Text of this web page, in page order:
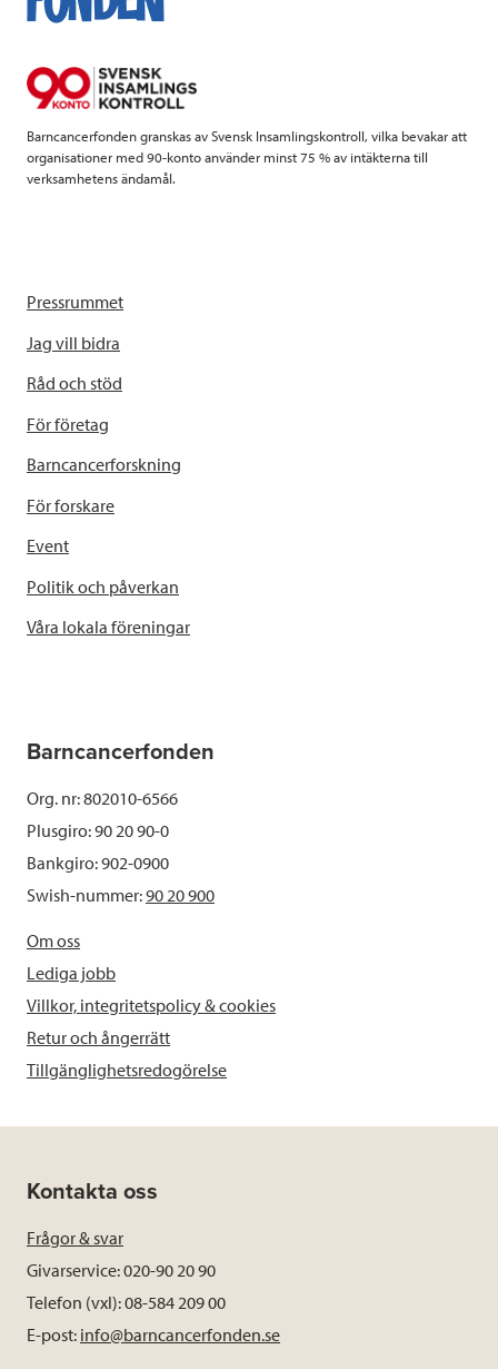
k
Barncancerfonden granskas av Svensk Insamlingskontroll, vilka bevakar att
organisationer med 90-konto använder minst 75 % av intäkterna till
verksamhetens ändamål.
Pressrummet
Jag vill bidra
Råd och stöd
För företag
Barncancerforskning
För forskare
Event
Politik och påverkan
Våra lokala föreningar
Barncancerfonden
Org. nr: 802010-6566
Plusgiro: 90 20 90-0
Bankgiro: 902-0900
Swish-nummer:90 20 900
Om oss
Lediga jobb
Villkor, integritetspolicy & cookies
Retur och ångerrätt
Tillgänglighetsredogörelse
Kontakta oss
Frågor & svar
Givarservice: 020-90 20 90
Telefon (vxl): 08-584 209 00
E-post: info@barncancerfonden.se